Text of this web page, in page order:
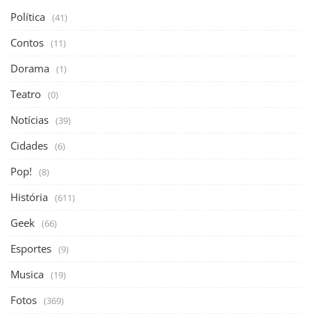
Política (41)
Contos (11)
Dorama (1)
Teatro (0)
Notícias (39)
Cidades (6)
Pop! (8)
História (611)
Geek (66)
Esportes (9)
Musica (19)
Fotos (369)